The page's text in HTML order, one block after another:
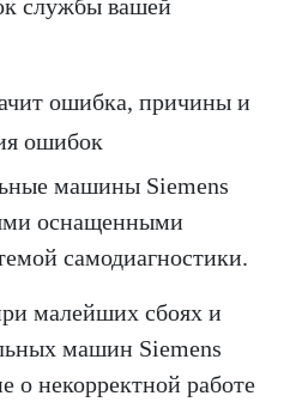
службы вашей
ошибка, причины и
ошибок
машины Siemens
оснащенными
самодиагностики.
малейших сбоях и
машин Siemens
о некорректной работе